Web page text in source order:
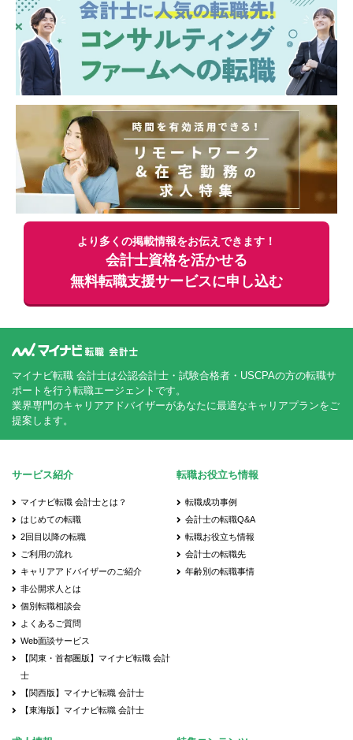
より多くの掲載情報をお伝えできます！
会計士資格を活かせる
無料転職支援サービスに申し込む
マイナビ転職 会計士は公認会計士・試験合格者・USCPAの方の転職サ
ポートを行う転職エージェントです。
業界専門のキャリアアドバイザーがあなたに最適なキャリアプランをご
提案します。
サービス紹介
マイナビ転職 会計士とは？
はじめての転職
2回目以降の転職
ご利用の流れ
キャリアアドバイザーのご紹介
非公開求人とは
個別転職相談会
よくあるご質問
Web面談サービス
【関東・首都圏版】マイナビ転職 会計
士
【関西版】マイナビ転職 会計士
【東海版】マイナビ転職 会計士
転職お役立ち情報
転職成功事例
会計士の転職Q&A
転職お役立ち情報
会計士の転職先
年齢別の転職事情